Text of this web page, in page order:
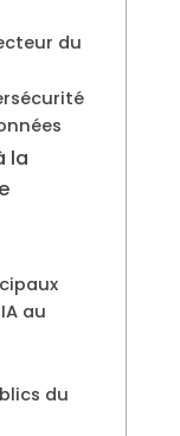
du
la
au
du